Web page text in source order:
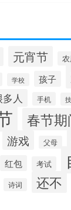
元宵节
学校 孩子
人 手机
春节期
游戏 父母
红包 考试
诗词 还不